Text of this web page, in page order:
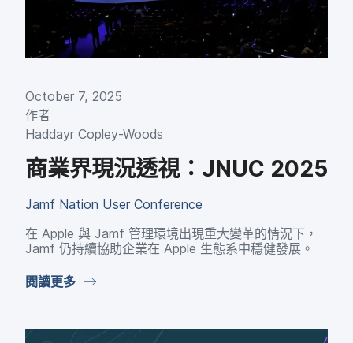
October 7, 2025
作​者
Haddayr Copley-Woods
商業界​現況​透視： JNUC 2025
Jamf Nation User Conference
在 Apple 與 Jamf 管理​環境​出現​重大​變革​的​情況​下，
Jamf 仍​持續​協助​企業​在 Apple 生態系​中穩健​發展。
閱讀​更多